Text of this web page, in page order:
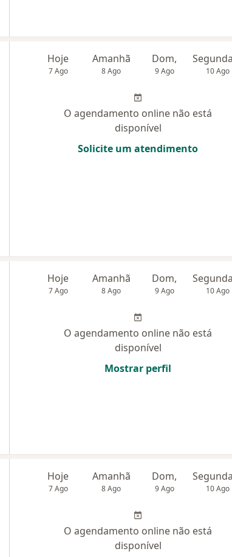
Hoje
7 Ago
Amanhã
8 Ago
Dom,
9 Ago 10 Ago
O agendamento online não está
disponível
Solicite um atendimento
Hoje
7 Ago
Amanhã
8 Ago
Dom,
9 Ago 10 Ago
O agendamento online não está
disponível
Mostrar perfil
Hoje
7 Ago
Amanhã
8 Ago
Dom,
9 Ago 10 Ago
O agendamento online não está
disponível